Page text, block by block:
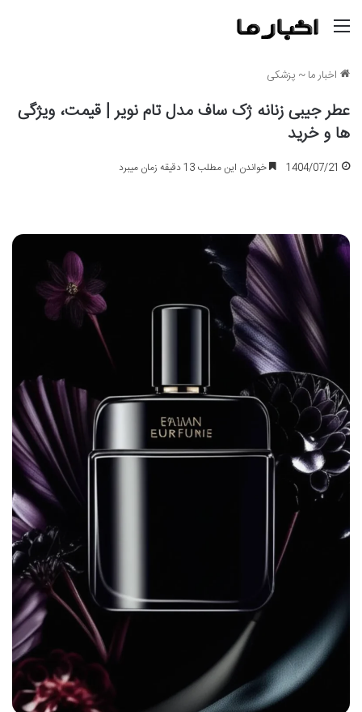
اخبار ما~ پزشکی
عطر جیبی زنانه ژک ساف مدل تام نویر | قیمت، ویژگی
ها و خرید
1404/07/21 خواندن این مطلب 13 دقیقه زمان میبرد